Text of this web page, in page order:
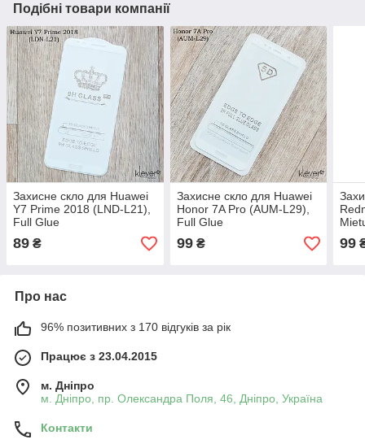
Подібні товари компанії
Захисне скло для Huawei
Y7 Prime 2018 (LND-L21),
Full Glue
89 ₴
Захисне скло для Huawei
Honor 7A Pro (AUM-L29),
Full Glue
99₴ 99
Про нас
96% позитивних з 170 відгуків за рік
Працює з 23.04.2015
м. Дніпро
м. Дніпро, пр. Олександра Поля, 46, Дніпро, Україна
Контакти